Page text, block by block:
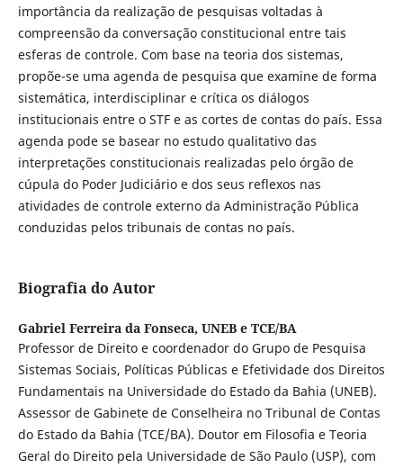
importância da realização de pesquisas voltadas à
compreensão da conversação constitucional entre tais
esferas de controle. Com base na teoria dos sistemas,
propõe-se uma agenda de pesquisa que examine de forma
sistemática, interdisciplinar e crítica os diálogos
institucionais entre o STF e as cortes de contas do país. Essa
agenda pode se basear no estudo qualitativo das
interpretações constitucionais realizadas pelo órgão de
cúpula do Poder Judiciário e dos seus reflexos nas
atividades de controle externo da Administração Pública
conduzidas pelos tribunais de contas no país.
Biografia do Autor
Gabriel Ferreira da Fonseca, UNEB e TCE/BA
Professor de Direito e coordenador do Grupo de Pesquisa
Sistemas Sociais, Políticas Públicas e Efetividade dos Direitos
Fundamentais na Universidade do Estado da Bahia (UNEB).
Assessor de Gabinete de Conselheira no Tribunal de Contas
do Estado da Bahia (TCE/BA). Doutor em Filosofia e Teoria
Geral do Direito pela Universidade de São Paulo (USP), com